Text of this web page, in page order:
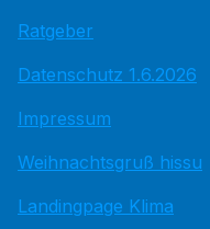
Ratgeber
Datenschutz 1.6.2026
Impressum
Weihnachtsgruß hissu
Landingpage Klima